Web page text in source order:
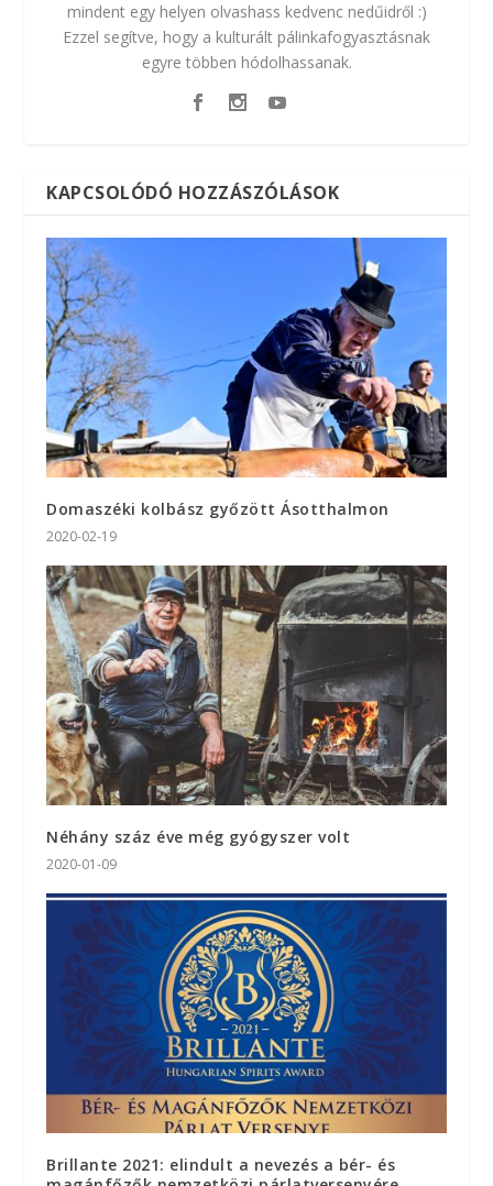
mindent egy helyen olvashass kedvenc nedűidről :)
Ezzel segítve, hogy a kulturált pálinkafogyasztásnak
egyre többen hódolhassanak.
KAPCSOLÓDÓ HOZZÁSZÓLÁSOK
Domaszéki kolbász győzött Ásotthalmon
2020-02-19
Néhány száz éve még gyógyszer volt
2020-01-09
Brillante 2021: elindult a nevezés a bér- és